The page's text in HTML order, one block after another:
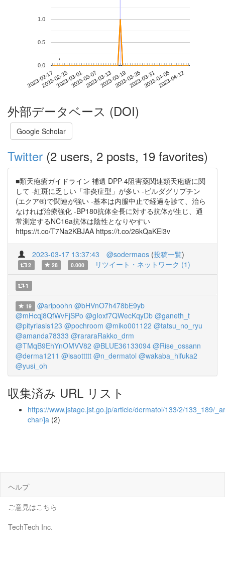
2023-02-172023-02-232023-03-012023-03-072023-03-132023-03-192023-03-252023-03-312023-04-062023-04-12
0.0
0.5
1.0
**
外部データベース (DOI)
Google Scholar
Twitter (2 users, 2 posts, 19 favorites)
■類天疱瘡ガイドライン 補遺 DPP-4阻害薬関連類天疱瘡に関
して -紅斑に乏しい「非炎症型」が多い -ビルダグリプチン
(エクア®)で関連が強い -基本は内服中止で経過を診て、治ら
なければ治療強化 -BP180抗体全長に対する抗体が生じ、通
常測定するNC16a抗体は陰性となりやすい
https://t.co/T7Na2KBJAA https://t.co/26kQaKEl3v
2023-03-17 13:37:43 @sodermaos (投稿一覧)
2 28 0.000 リツイート・ネットワーク (1)
1
19 @aripoohn @bHVnO7h478bE9yb
@mHcqj8QfWvFjSPo @gIoxf7QWecKqyDb @ganeth_t
@pityriasis123 @pochroom @miko001122 @tatsu_no_ryu
@amanda78333 @rararaRakko_drm
@TMqB9EhYnOMVV82 @BLUE36133094 @Rise_ossann
@derma1211 @isaottttt @n_dermatol @wakaba_hifuka2
@yusi_oh
収集済み URL リスト
https://www.jstage.jst.go.jp/article/dermatol/133/2/133_189/
char/ja (2)
ヘルプ
ご意見はこちら
TechTech Inc.